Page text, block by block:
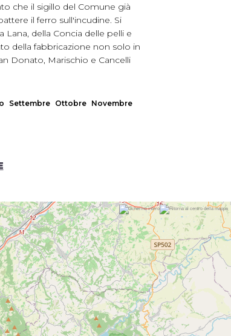
che il sigillo del Comune già
il ferro sull'incudine. Si
della Concia delle pelli e
della fabbricazione non solo in
Donato, Marischio e Cancelli
Settembre Ottobre Novembre